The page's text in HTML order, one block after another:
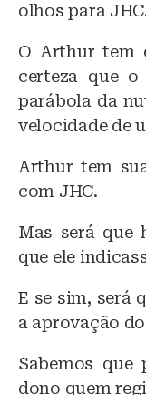
olhos para
O Arthur tem
certeza que
parábola da
velocidade de
Arthur tem
com JHC.
Mas será que
que ele
E se sim, será
a aprovação
Sabemos
dono quem